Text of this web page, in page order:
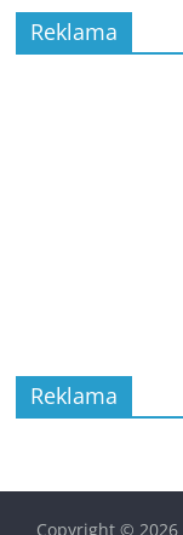
Reklama
Reklama
Copyright © 2026